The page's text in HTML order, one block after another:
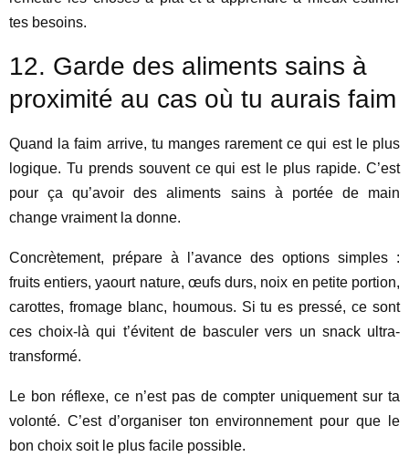
tes besoins.
12. Garde des aliments sains à
proximité au cas où tu aurais faim
Quand la faim arrive, tu manges rarement ce qui est le plus
logique. Tu prends souvent ce qui est le plus rapide. C’est
pour ça qu’avoir des aliments sains à portée de main
change vraiment la donne.
Concrètement, prépare à l’avance des options simples :
fruits entiers, yaourt nature, œufs durs, noix en petite portion,
carottes, fromage blanc, houmous. Si tu es pressé, ce sont
ces choix-là qui t’évitent de basculer vers un snack ultra-
transformé.
Le bon réflexe, ce n’est pas de compter uniquement sur ta
volonté. C’est d’organiser ton environnement pour que le
bon choix soit le plus facile possible.